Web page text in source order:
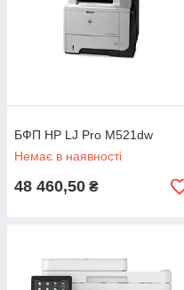
БФП HP LJ Pro M521dw
Немає в наявності
48 460,50 ₴